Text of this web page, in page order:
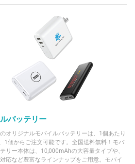
バッテリー
オリジナルモバイルバッテリーは、1個あたり
1個からご注文可能です。全国送料無料！モバ
リー本体は、10,000mAhの大容量タイプや、
応など豊富なラインナップをご用意。モバイ